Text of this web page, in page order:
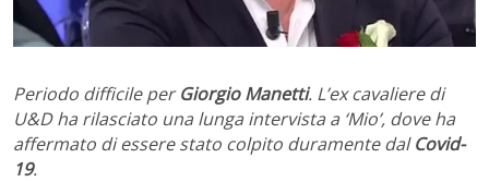
Periodo difficile perGiorgio Manetti. L’ex cavaliere di
U&D ha rilasciato una lunga intervista a ‘Mio’, dove ha
affermato di essere stato colpito duramente dalCovid-
19.